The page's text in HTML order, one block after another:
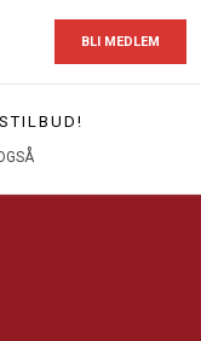
BLI MEDLEM